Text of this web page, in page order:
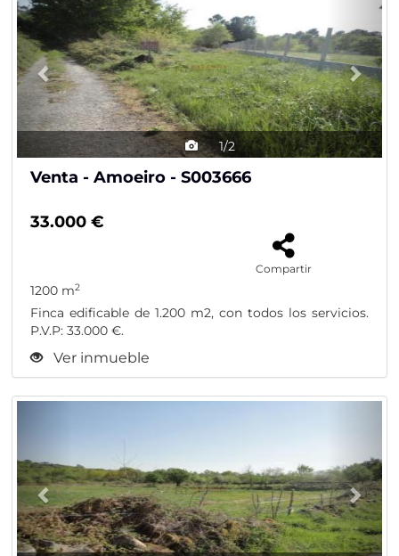
1/2
Venta - Amoeiro - S003666
33.000 €
Compartir
1200 m2
Finca edificable de 1.200 m2, con todos los servicios.
P.V.P: 33.000 €.
Ver inmueble